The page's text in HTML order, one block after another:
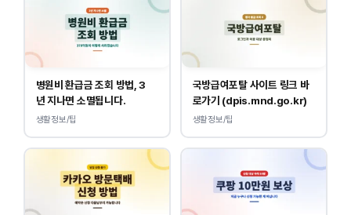
병원비 환급금 조회 방법, 3
년 지나면 소멸됩니다.
생활정보/팁
국방급여포탈 사이트 링크 바
로가기 (dpis.mnd.go.kr)
생활정보/팁